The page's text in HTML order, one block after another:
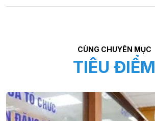
CÙNG CHUYÊN MỤC
TIÊU ĐIỂM